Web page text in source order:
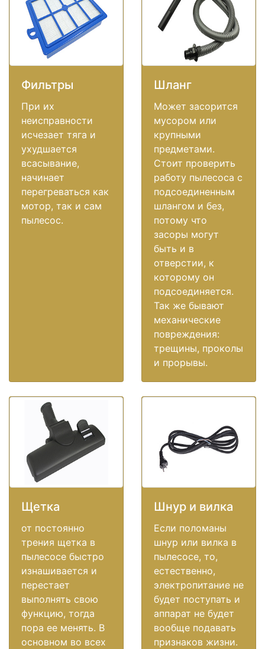
Фильтры
При их
неисправности
исчезает тяга и
ухудшается
всасывание,
начинает
перегреваться как
мотор, так и сам
пылесос.
Шланг
Может засорится
мусором или
крупными
предметами.
Стоит проверить
работу пылесоса с
подсоединенным
шлангом и без,
потому что
засоры могут
быть и в
отверстии, к
которому он
подсоединяется.
Так же бывают
механические
повреждения:
трещины, проколы
и прорывы.
Щетка
от постоянно
трения щетка в
пылесосе быстро
изнашивается и
перестает
выполнять свою
функцию, тогда
пора ее менять. В
основном во всех
Шнур и вилка
Если поломаны
шнур или вилка в
пылесосе, то,
естественно,
электропитание не
будет поступать и
аппарат не будет
вообще подавать
признаков жизни.